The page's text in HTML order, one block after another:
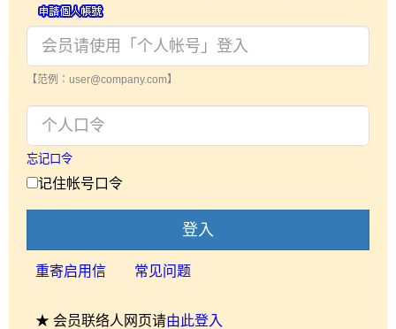
【范例：user@company.com】
忘记口令
记住帐号口令
登入
重寄启用信 常见问题
★ 会员联络人网页请由此登入